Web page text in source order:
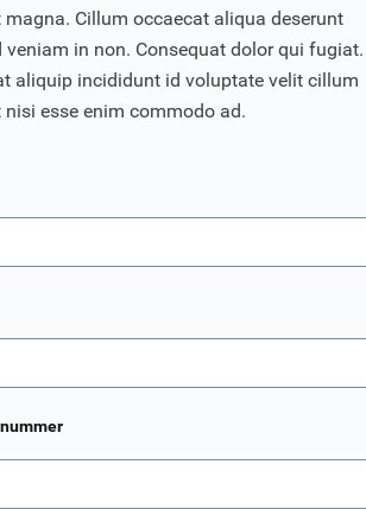
magna. Cillum occaecat aliqua deserunt
veniam in non. Consequat dolor qui fugiat.
aliquip incididunt id voluptate velit cillum
nisi esse enim commodo ad.